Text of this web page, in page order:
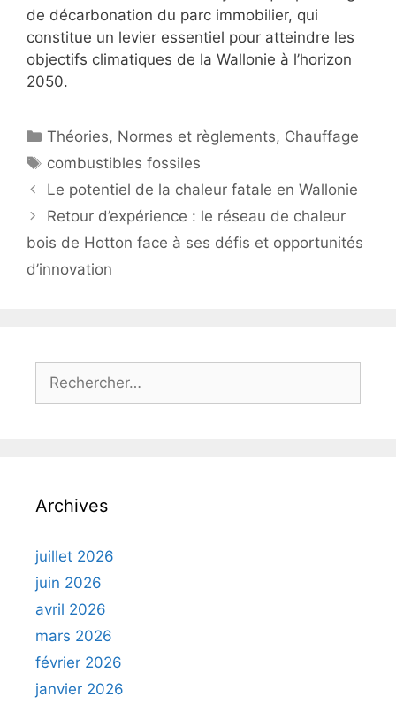
de décarbonation du parc immobilier, qui
constitue un levier essentiel pour atteindre les
objectifs climatiques de la Wallonie à l’horizon
2050.
Catégories
Théories, Normes et règlements, Chauffage
Étiquettes
combustibles fossiles
Le potentiel de la chaleur fatale en Wallonie
Retour d’expérience : le réseau de chaleur
bois de Hotton face à ses défis et opportunités
d’innovation
Archives
juillet 2026
juin 2026
avril 2026
mars 2026
février 2026
janvier 2026